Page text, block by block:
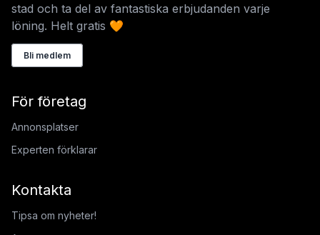
stad och ta del av fantastiska erbjudanden varje
löning. Helt gratis 🧡
Bli medlem
För företag
Annonsplatser
Experten förklarar
Kontakta
Tipsa om nyheter!